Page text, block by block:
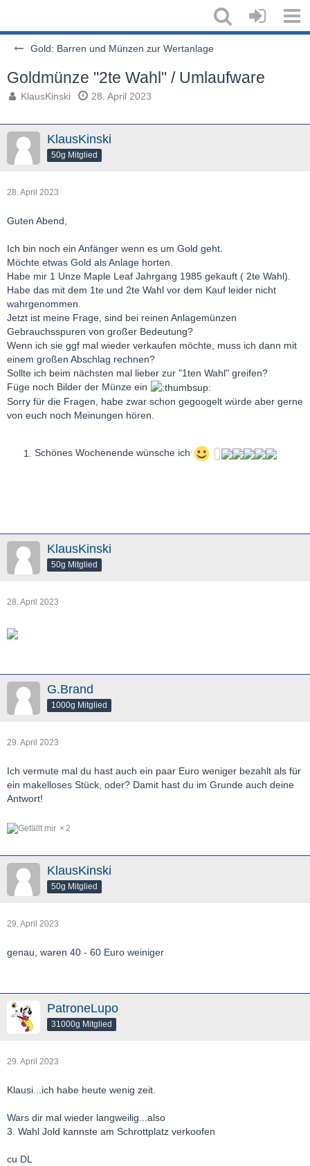
Gold: Barren und Münzen zur Wertanlage
Goldmünze "2te Wahl" / Umlaufware
KlausKinski 28. April 2023
KlausKinski
50g Mitglied
28. April 2023
Guten Abend,
Ich bin noch ein Anfänger wenn es um Gold geht.
Möchte etwas Gold als Anlage horten.
Habe mir 1 Unze Maple Leaf Jahrgang 1985 gekauft ( 2te Wahl).
Habe das mit dem 1te und 2te Wahl vor dem Kauf leider nicht
wahrgenommen.
Jetzt ist meine Frage, sind bei reinen Anlagemünzen
Gebrauchsspuren von großer Bedeutung?
Wenn ich sie ggf mal wieder verkaufen möchte, muss ich dann mit
einem großen Abschlag rechnen?
Sollte ich beim nächsten mal lieber zur "1ten Wahl" greifen?
Füge noch Bilder der Münze ein
Sorry für die Fragen, habe zwar schon gegoogelt würde aber gerne
von euch noch Meinungen hören.
Schönes Wochenende wünsche ich
KlausKinski
50g Mitglied
28. April 2023
G.Brand
1000g Mitglied
29. April 2023
Ich vermute mal du hast auch ein paar Euro weniger bezahlt als für
ein makelloses Stück, oder? Damit hast du im Grunde auch deine
Antwort!
2
KlausKinski
50g Mitglied
29. April 2023
genau, waren 40 - 60 Euro weiniger
PatroneLupo
31000g Mitglied
29. April 2023
Klausi...ich habe heute wenig zeit.
Wars dir mal wieder langweilig...also
3. Wahl Jold kannste am Schrottplatz verkoofen
cu DL